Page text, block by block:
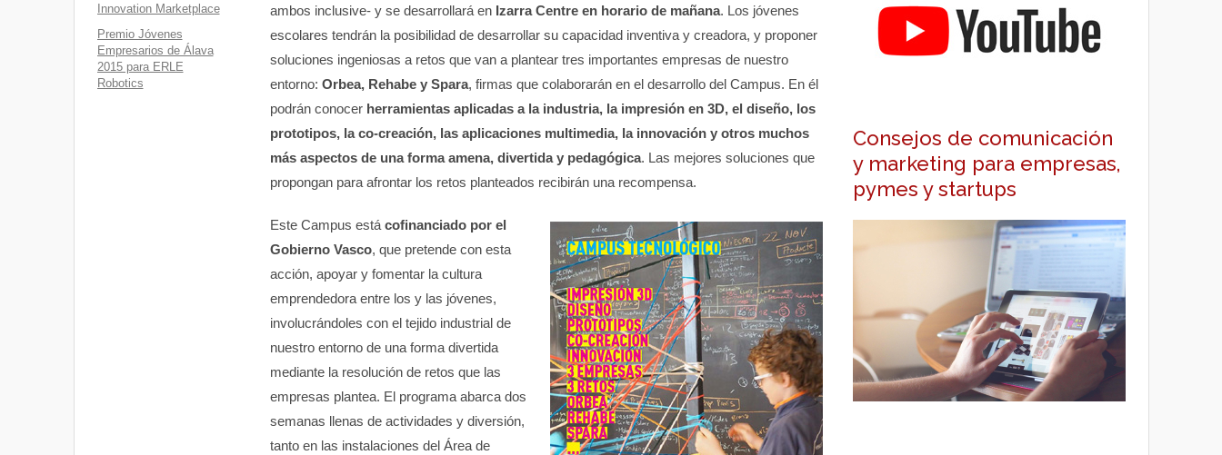
Innovation Marketplace
Premio Jóvenes
Empresarios de Álava
2015 para ERLE
Robotics
ambos inclusive- y se desarrollará en Izarra Centre en horario de mañana. Los jóvenes
escolares tendrán la posibilidad de desarrollar su capacidad inventiva y creadora, y proponer
soluciones ingeniosas a retos que van a plantear tres importantes empresas de nuestro
entorno: Orbea, Rehabe y Spara, firmas que colaborarán en el desarrollo del Campus. En él
podrán conocer herramientas aplicadas a la industria, la impresión en 3D, el diseño, los
prototipos, la co-creación, las aplicaciones multimedia, la innovación y otros muchos
más aspectos de una forma amena, divertida y pedagógica. Las mejores soluciones que
propongan para afrontar los retos planteados recibirán una recompensa.
Este Campus está cofinanciado por el
Gobierno Vasco, que pretende con esta
acción, apoyar y fomentar la cultura
emprendedora entre los y las jóvenes,
involucrándoles con el tejido industrial de
nuestro entorno de una forma divertida
mediante la resolución de retos que las
empresas plantea. El programa abarca dos
semanas llenas de actividades y diversión,
tanto en las instalaciones del Área de
Consejos de comunicación
y marketing para empresas,
pymes y startups